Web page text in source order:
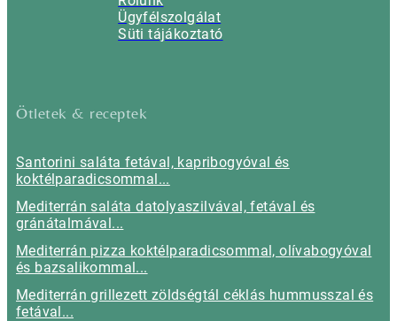
Ügyfélszolgálat
Süti tájákoztató
Ötletek & receptek
Santorini saláta fetával, kapribogyóval és
koktélparadicsommal...
Mediterrán saláta datolyaszilvával, fetával és
gránátalmával...
Mediterrán pizza koktélparadicsommal, olívabogyóval
és bazsalikommal...
Mediterrán grillezett zöldségtál céklás hummusszal és
fetával...